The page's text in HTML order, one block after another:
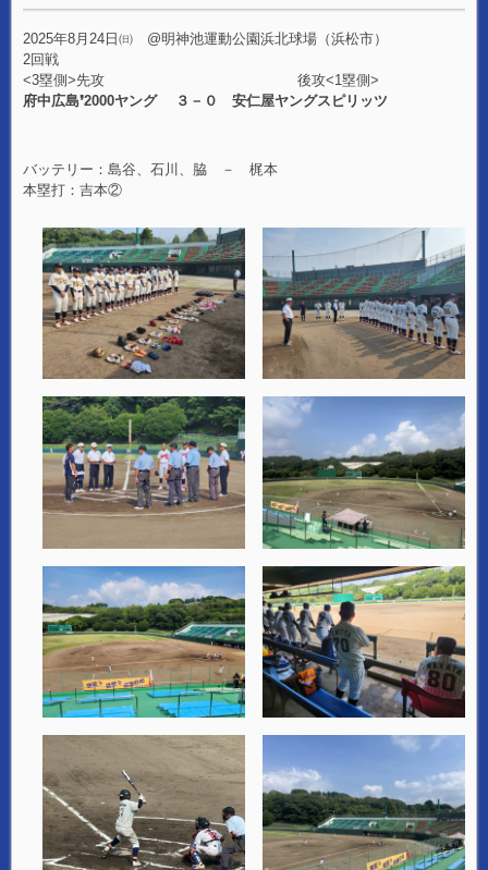
2025年8月24日㈰ @明神池運動公園浜北球場（浜松市）
2回戦
<3塁側>先攻 後攻<1塁側>
府中広島❜2000ヤング ３－０ 安仁屋ヤングスピリッツ
バッテリー：島谷、石川、脇 － 梶本
本塁打：吉本②